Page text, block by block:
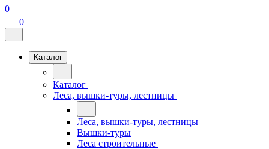
0
0
Каталог
Каталог
Леса, вышки-туры, лестницы
Леса, вышки-туры, лестницы
Вышки-туры
Леса строительные